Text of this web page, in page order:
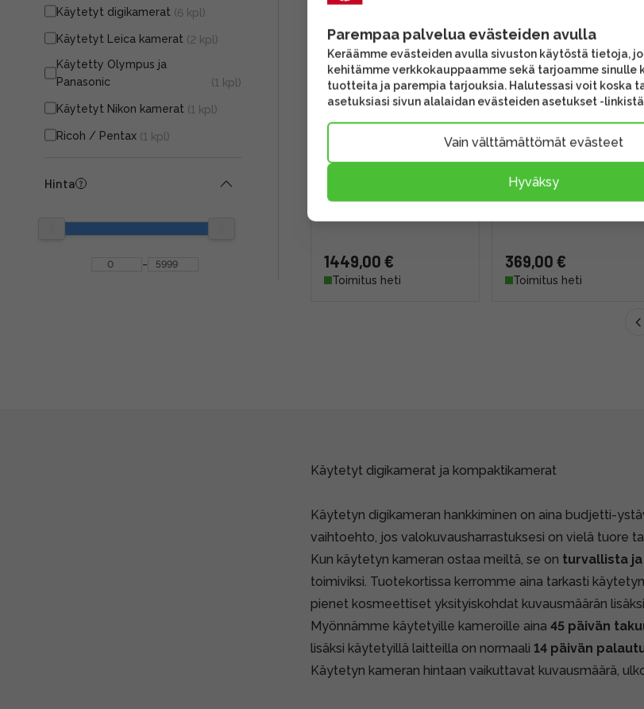
Käytetyt digikamerat (6 kpl)
Käytetyt Leica kamerat (2 kpl)
Käytetty Olympus ja
Panasonic
(1 kpl)
Käytetyt Nikon kamerat (1 kpl)
Ricoh / Pentax (1 kpl)
Hinta
-
UUTUUS
1449,00 €
Toimitus heti
Panasonic Lumix DC-
FZ82D -kamera (takuu)
369,00 €
Toimitus heti
Käytetyt digikamerat ja kompaktikamerat
Käytetyn digikameran hankkiminen on aina budjetti-
vaihtoehto, jos valokuvausharrastuksesi on vielä tuore
Kun käytetyn kameran ostaa meiltä, se on turvallista
toimiviksi. Tuotekortissa kerromme aina tarkasti
pienet kosmeettiset yksityiskohdat kuvausmäärän
Myönnämme käytetyille kameroille aina 45 päivän
lisäksi käytetyillä laitteilla on normaali 14 päivän
Käytetyn kameran hintaan vaikuttavat kuvausmäärä,
Parempaa palvelua evästeiden avulla
Keräämme evästeiden avulla sivuston käytöstä tietoja,
kehitämme verkkokauppaamme sekä tarjoamme sinulle
tuotteita ja parempia tarjouksia. Halutessasi voit koska
asetuksiasi sivun alalaidan evästeiden asetukset -
Vain välttämättömät evästeet
Hyväksy